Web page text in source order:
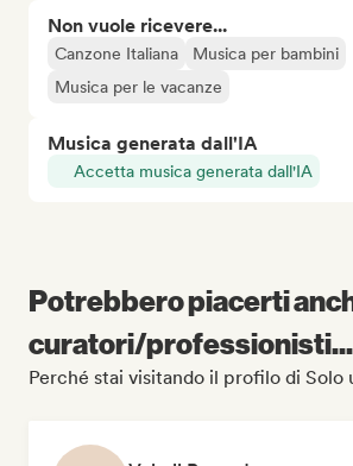
Non vuole ricevere...
Canzone Italiana
Musica per bambini
Musica per le vacanze
Musica generata dall'IA
Accetta musica generata dall'IA
Potrebbero piacerti
curatori/professionisti...
Perché stai visitando il profilo di Solo